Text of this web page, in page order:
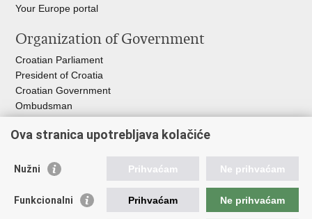
Your Europe portal​
Organization of Government
Croatian Parliament
President of Croatia
Croatian Government
Ombudsman​
Useful links
ILO
CPII
Ova stranica upotrebljava kolačiće
Nužni Prihvaćam Ne prihvaćam
Funkcionalni Prihvaćam Ne prihvaćam